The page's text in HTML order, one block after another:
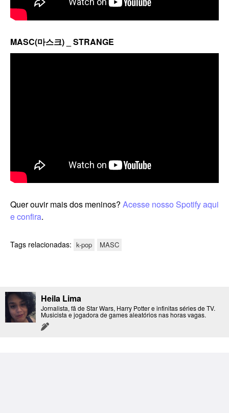
MASC(마스크) _ STRANGE
Quer ouvir mais dos meninos? Acesse nosso Spotify aqui
e confira.
Tags relacionadas: k-pop MASC
Heila Lima
Jornalista, fã de Star Wars, Harry Potter e infinitas séries de TV.
Musicista e jogadora de games aleatórios nas horas vagas.